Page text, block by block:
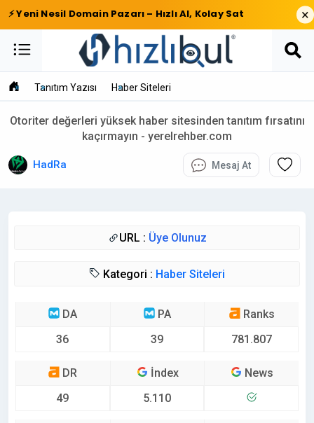
⚡ Yeni Nesil Domain Pazarı – Hızlı Al, Kolay Sat ×
Tanıtım Yazısı Haber Siteleri
Otoriter değerleri yüksek haber sitesinden tanıtım fırsatını
kaçırmayın - yerelrehber.com
HadRa Mesaj At
URL : Üye Olunuz
Kategori : Haber Siteleri
DA
36
PA
39
Ranks
781.807
DR
49
İndex
5.110
News